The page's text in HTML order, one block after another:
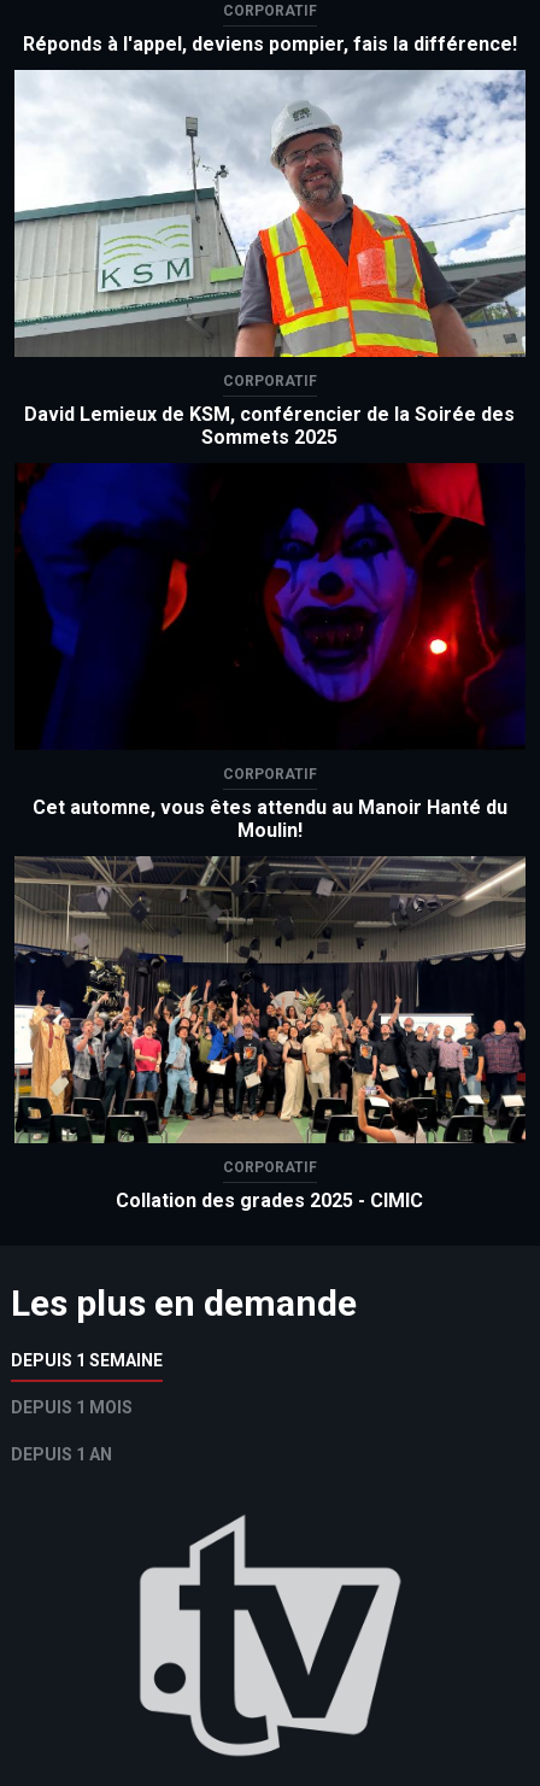
CORPORATIF
Réponds à l'appel, deviens pompier, fais la différence!
CORPORATIF
David Lemieux de KSM, conférencier de la Soirée des
Sommets 2025
CORPORATIF
Cet automne, vous êtes attendu au Manoir Hanté du
Moulin!
CORPORATIF
Collation des grades 2025 - CIMIC
Les plus en demande
DEPUIS 1 SEMAINE
DEPUIS 1 MOIS
DEPUIS 1 AN